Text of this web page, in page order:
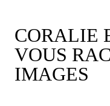
CORALIE
VOUS
IMAGES